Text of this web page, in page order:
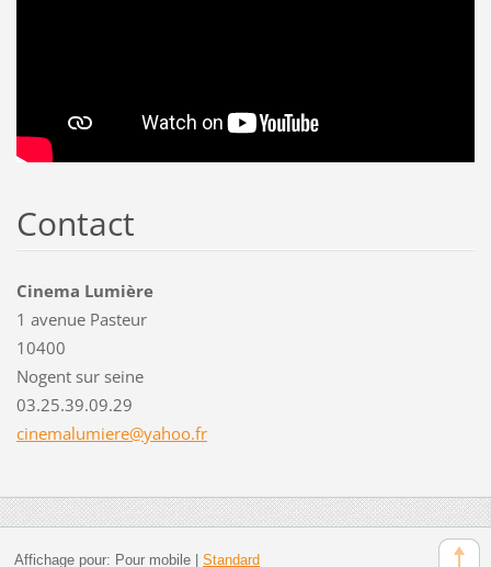
Contact
Cinema Lumière
1 avenue Pasteur
10400
Nogent sur seine
03.25.39.09.29
cinemalumiere@yahoo.fr
Affichage pour: Pour mobile| Standard